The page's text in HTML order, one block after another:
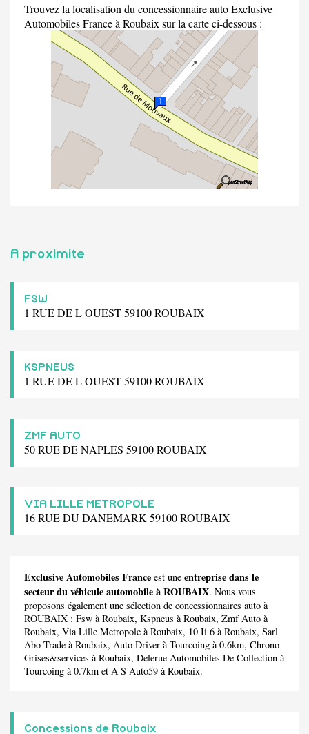
Trouvez la localisation du concessionnaire auto Exclusive
Automobiles France à Roubaix sur la carte ci-dessous :
A proximite
FSW
1 RUE DE L OUEST 59100 ROUBAIX
KSPNEUS
1 RUE DE L OUEST 59100 ROUBAIX
ZMF AUTO
50 RUE DE NAPLES 59100 ROUBAIX
VIA LILLE METROPOLE
16 RUE DU DANEMARK 59100 ROUBAIX
Exclusive Automobiles France est une entreprise dans le
secteur du véhicule automobile à ROUBAIX. Nous vous
proposons également une sélection de concessionnaires auto à
ROUBAIX : Fsw à Roubaix, Kspneus à Roubaix, Zmf Auto à
Roubaix, Via Lille Metropole à Roubaix, 10 Ii 6 à Roubaix, Sarl
Abo Trade à Roubaix, Auto Driver à Tourcoing à 0.6km, Chrono
Grises&services à Roubaix, Delerue Automobiles De Collection à
Tourcoing à 0.7km et A S Auto59 à Roubaix.
Concessions de Roubaix